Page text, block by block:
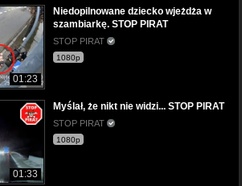
01:23
Niedopilnowane dziecko wjeżdża w
szambiarkę. STOP PIRAT
STOP PIRAT
1080p
01:33
Myślał, że nikt nie widzi... STOP PIRAT
STOP PIRAT
1080p